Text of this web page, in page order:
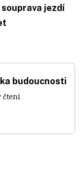
jezdí
budoucnosti
čtení